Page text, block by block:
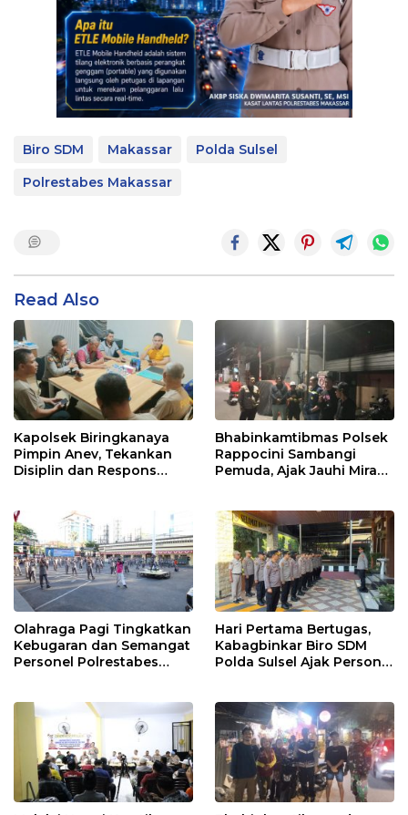
Biro SDM Makassar
Polda Sulsel
Polrestabes Makassar
Read Also
Kapolsek Biringkanaya
Pimpin Anev, Tekankan
Disiplin dan Respons
Bhabinkamtibmas Polsek
Rappocini Sambangi
Pemuda, Ajak Jauhi Miras,
Olahraga Pagi Tingkatkan
Kebugaran dan Semangat
Personel Polrestabes
Hari Pertama Bertugas,
Kabagbinkar Biro SDM
Polda Sulsel Ajak Personel